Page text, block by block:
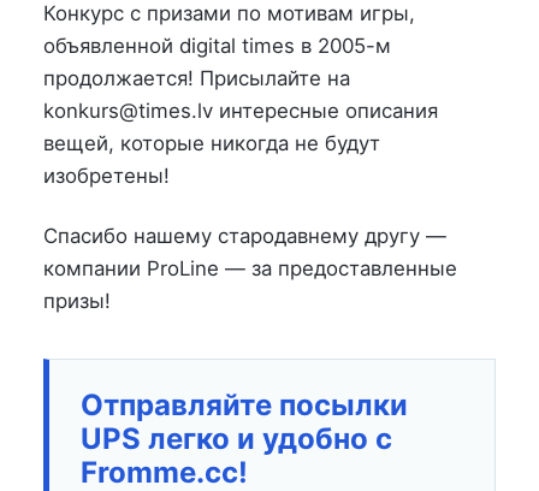
Конкурс с призами по мотивам игры,
объявленной digital times в 2005-м
продолжается! Присылайте на
konkurs@times.lv интересные описания
вещей, которые никогда не будут
изобретены!
Спасибо нашему стародавнему другу —
компании ProLine — за предоставленные
призы!
Отправляйте посылки
UPS легко и удобно с
Fromme.cc!